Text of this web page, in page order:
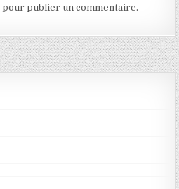
pour publier un commentaire.